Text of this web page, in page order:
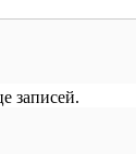
записей.